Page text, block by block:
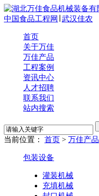
中国食品工程网 武汉佳农
首页
关于万佳
万佳产品
工程案例
资讯中心
人才招聘
联系我们
站内搜索
当前位置： 首页 > 万佳产品
包装设备
灌装机械
充填机械